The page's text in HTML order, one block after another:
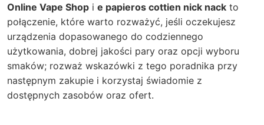
Online Vape Shop i e papieros cottien nick nack to
połączenie, które warto rozważyć, jeśli oczekujesz
urządzenia dopasowanego do codziennego
użytkowania, dobrej jakości pary oraz opcji wyboru
smaków; rozważ wskazówki z tego poradnika przy
następnym zakupie i korzystaj świadomie z
dostępnych zasobów oraz ofert.